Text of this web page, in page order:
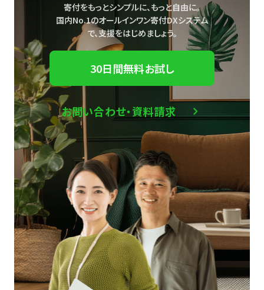
寄付をもっとシンプルに、もっと自由に。
国内No.1のオールインワン寄付DXシステム
で、支援をはじめましょう。
30日間無料お試し
お問い合わせ・資料請求